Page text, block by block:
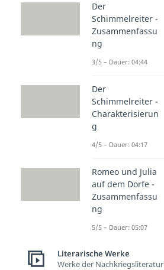
Der
Schimmelreiter -
Zusammenfassu
ng
3/5 – Dauer: 04:44
Der
Schimmelreiter -
Charakterisierun
g
4/5 – Dauer: 04:17
Romeo und Julia
auf dem Dorfe -
Zusammenfassu
ng
5/5 – Dauer: 05:07
Literarische Werke
Werke der Nachkriegsliteratur